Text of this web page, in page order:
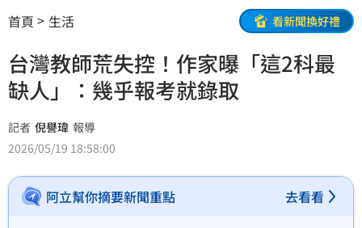
首頁 生活 看新聞換好禮
台灣教師荒失控！作家曝「這2科最
缺人」：幾乎報考就錄取
記者 倪譽瑋 報導
2026/05/19 18:58:00
阿立幫你摘要新聞重點 去看看